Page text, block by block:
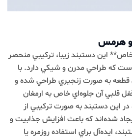
هرمس
اين دستبند زيبا، ترکيبي منحصر
که طراحي مدرن و شيکي دارد. با
اين قطعه به صورت زنجيري طراحي شده و
قلبي آن جلوه‌اي خاص به ارمغان
اين دستبند به صورت ترکيبي از
شده‌اند که باعث افزايش جذابيت و
ايده‌آل براي استفاده روزمره يا